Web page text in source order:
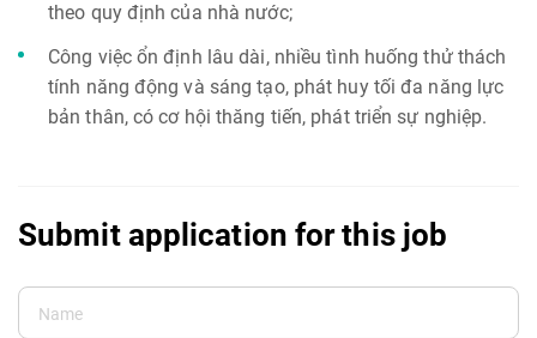
theo quy định của nhà nước;
Công việc ổn định lâu dài, nhiều tình huống thử thách
tính năng động và sáng tạo, phát huy tối đa năng lực
bản thân, có cơ hội thăng tiến, phát triển sự nghiệp.
Submit application for this job